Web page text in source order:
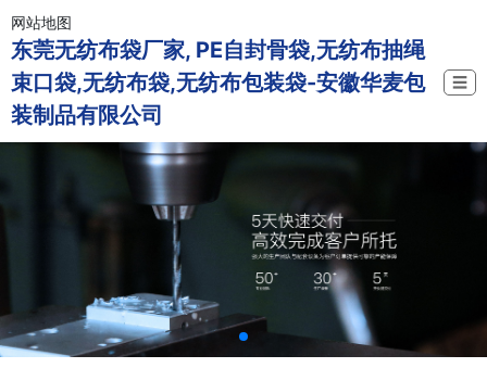
网站地图
东莞无纺布袋厂家, PE自封骨袋,无纺布抽绳
束口袋,无纺布袋,无纺布包装袋-安徽华麦包
装制品有限公司
☰